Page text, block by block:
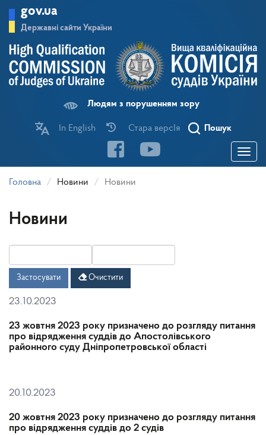
основного
матеріалу
gov.ua
Державні сайти України
Людям з порушенням зору
In English Стара версІя Пошук
Toggle
Головна Новини Новини
Новини
Дата Дата
Застосувати Очистити
23.10.2023
23 жовтня 2023 року призначено до розгляду питання
про відрядження суддів до Апостолівського
районного суду Дніпропетровської області
20.10.2023
20 жовтня 2023 року призначено до розгляду питання
про відрядження суддів до 2 судів